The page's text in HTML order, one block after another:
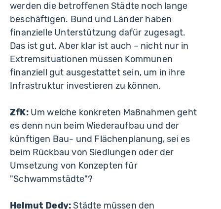
werden die betroffenen Städte noch lange
beschäftigen. Bund und Länder haben
finanzielle Unterstützung dafür zugesagt.
Das ist gut. Aber klar ist auch – nicht nur in
Extremsituationen müssen Kommunen
finanziell gut ausgestattet sein, um in ihre
Infrastruktur investieren zu können.
ZfK: Um welche konkreten Maßnahmen geht
es denn nun beim Wiederaufbau und der
künftigen Bau- und Flächenplanung, sei es
beim Rückbau von Siedlungen oder der
Umsetzung von Konzepten für
"Schwammstädte"?
Helmut Dedy: Städte müssen den